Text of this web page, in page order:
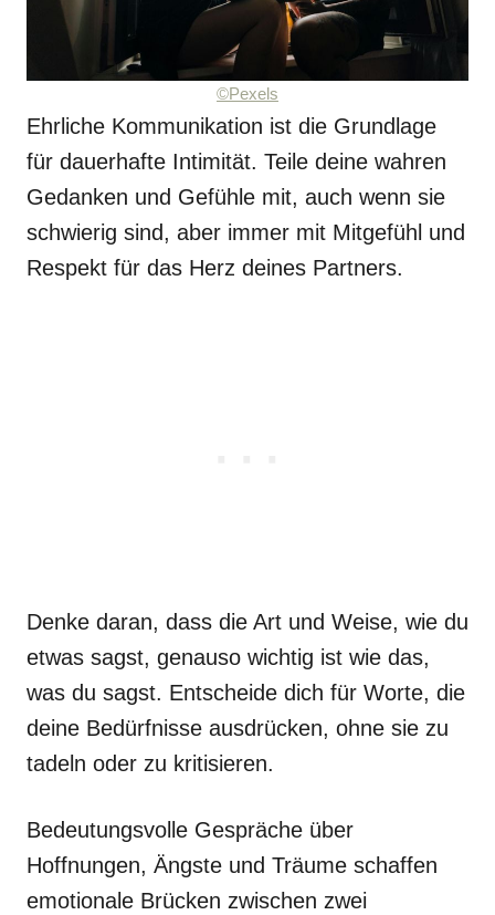
©Pexels
Ehrliche Kommunikation ist die Grundlage
für dauerhafte Intimität. Teile deine wahren
Gedanken und Gefühle mit, auch wenn sie
schwierig sind, aber immer mit Mitgefühl und
Respekt für das Herz deines Partners.
Denke daran, dass die Art und Weise, wie du
etwas sagst, genauso wichtig ist wie das,
was du sagst. Entscheide dich für Worte, die
deine Bedürfnisse ausdrücken, ohne sie zu
tadeln oder zu kritisieren.
Bedeutungsvolle Gespräche über
Hoffnungen, Ängste und Träume schaffen
emotionale Brücken zwischen zwei